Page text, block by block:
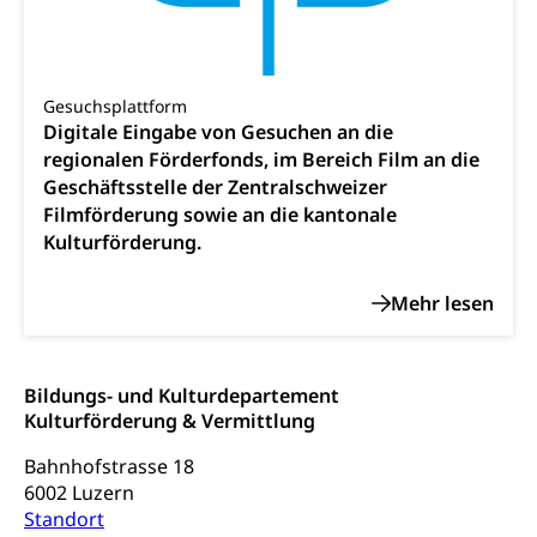
Gesuchsplattform
Digitale Eingabe von Gesuchen an die
regionalen Förderfonds, im Bereich Film an die
Geschäftsstelle der Zentralschweizer
Filmförderung sowie an die kantonale
Kulturförderung.
Bildungs- und Kulturdepartement
Kulturförderung & Vermittlung
Bahnhofstrasse 18
6002 Luzern
Standort